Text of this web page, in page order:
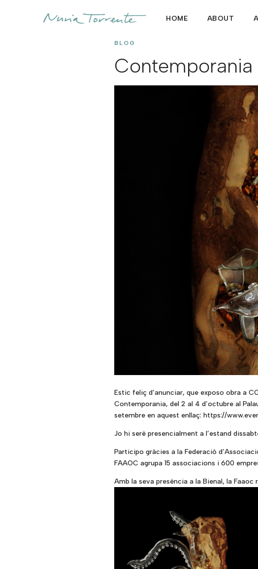
HOME ABOUT
BLOG
Contemporania
Estic feliç d’anunciar, que exposo obra a
Contemporania, del 2 al 4 d’octubre al
setembre en aquest enllaç: https://
Jo hi serè presencialment a l’estand
Participo gràcies a la Federació
FAAOC agrupa 15 associacions i 600
Amb la seva presència a la Bienal, la Faaoc